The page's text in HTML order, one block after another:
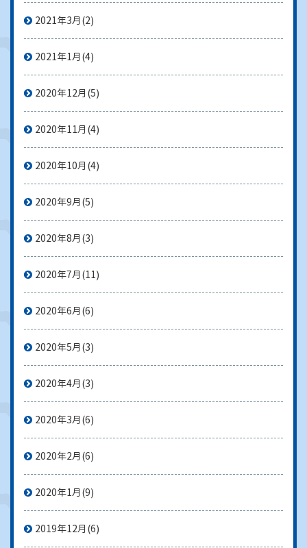
2021年3月 (2)
2021年1月 (4)
2020年12月 (5)
2020年11月 (4)
2020年10月 (4)
2020年9月 (5)
2020年8月 (3)
2020年7月 (11)
2020年6月 (6)
2020年5月 (3)
2020年4月 (3)
2020年3月 (6)
2020年2月 (6)
2020年1月 (9)
2019年12月 (6)